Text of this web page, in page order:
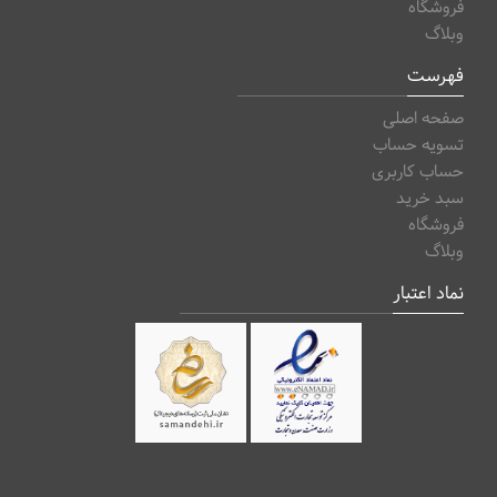
فروشگاه
وبلاگ
فهرست
صفحه اصلی
تسویه حساب
حساب کاربری
سبد خرید
فروشگاه
وبلاگ
نماد اعتبار